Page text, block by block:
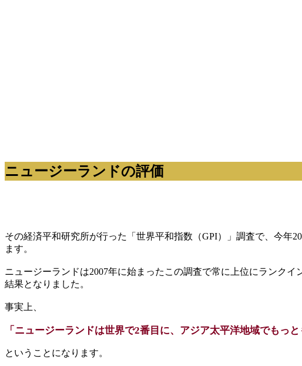
ニュージーランドの評価
その経済平和研究所が行った「世界平和指数（GPI）」調査で、今年
ます。
ニュージーランドは2007年に始まったこの調査で常に上位にランク
結果となりました。
事実上、
「ニュージーランドは世界で2番目に、アジア太平洋地域でもっと
ということになります。